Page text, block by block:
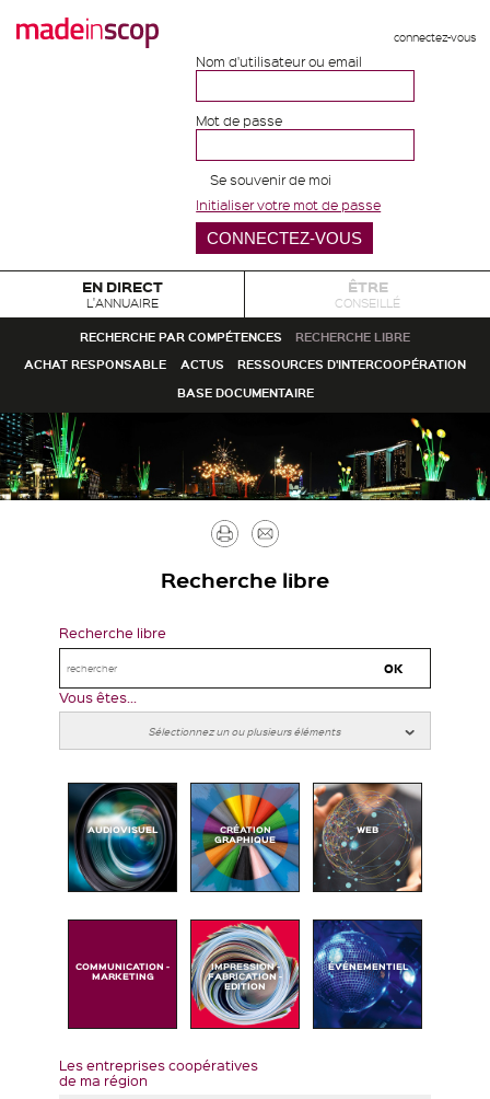
connectez-vous
Nom d'utilisateur ou email
Mot de passe
Se souvenir de moi
Initialiser votre mot de passe
EN DIRECT
L'ANNUAIRE
ÊTRE
CONSEILLÉ
RECHERCHE PAR COMPÉTENCES
RECHERCHE LIBRE
ACHAT RESPONSABLE
ACTUS
RESSOURCES D'INTERCOOPÉRATION
BASE DOCUMENTAIRE
Imprimer
Recherche libre
Recherche libre
Vous êtes...
AUDIOVISUEL CRÉATION
GRAPHIQUE
WEB
COMMUNICATION -
MARKETING
IMPRESSION -
FABRICATION -
EDITION
ÉVÉNEMENTIEL
Les entreprises coopératives
de ma région